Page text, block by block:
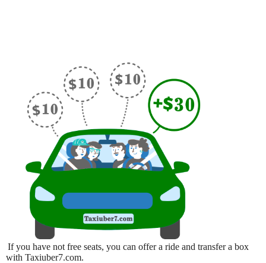
If you have not free seats, you can offer a ride and transfer a box
with Taxiuber7.com.